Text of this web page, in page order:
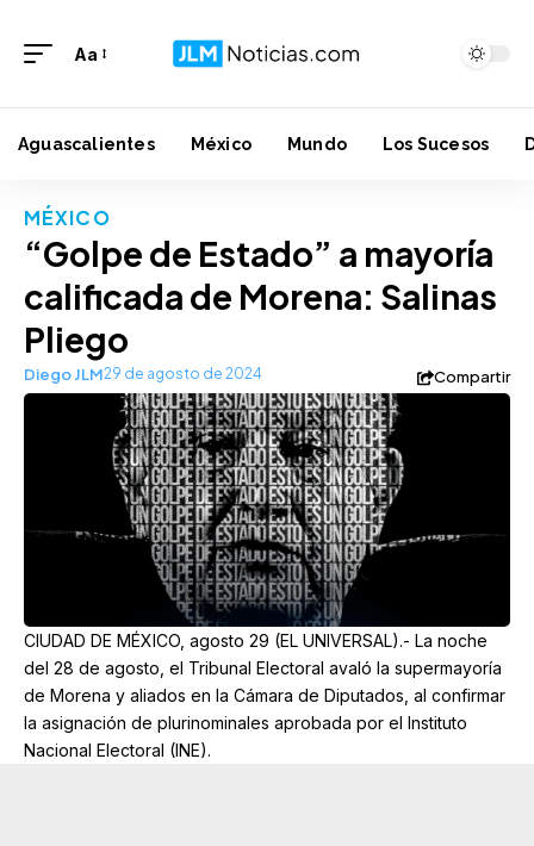
Aa
Aguascalientes México Mundo Los Sucesos
MÉXICO
“Golpe de Estado” a mayoría
calificada de Morena: Salinas
Pliego
Diego JLM29 de agosto de 2024 Compartir
CIUDAD DE MÉXICO, agosto 29 (EL UNIVERSAL).- La noche
del 28 de agosto, el Tribunal Electoral avaló la supermayoría
de Morena y aliados en la Cámara de Diputados, al confirmar
la asignación de plurinominales aprobada por el Instituto
Nacional Electoral (INE).